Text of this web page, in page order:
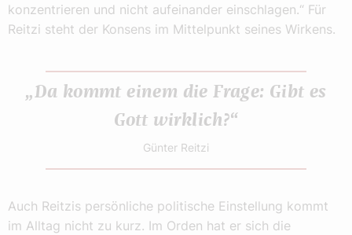
konzentrieren und nicht aufeinander einschlagen.“ Für
Reitzi steht der Konsens im Mittelpunkt seines Wirkens.
„Da kommt einem die Frage: Gibt es
Gott wirklich?“
Günter Reitzi
Auch Reitzis persönliche politische Einstellung kommt
im Alltag nicht zu kurz. Im Orden hat er sich die